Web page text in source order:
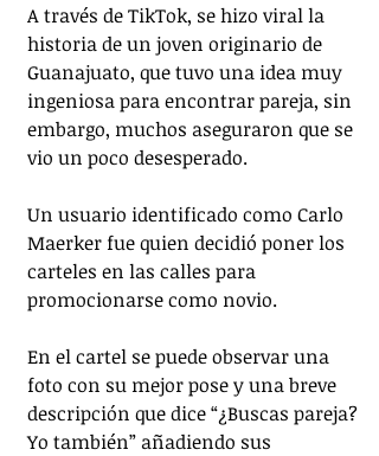
A través de TikTok, se hizo viral la
historia de un joven originario de
Guanajuato, que tuvo una idea muy
ingeniosa para encontrar pareja, sin
embargo, muchos aseguraron que se
vio un poco desesperado.
Un usuario identificado como Carlo
Maerker fue quien decidió poner los
carteles en las calles para
promocionarse como novio.
En el cartel se puede observar una
foto con su mejor pose y una breve
descripción que dice “¿Buscas pareja?
Yo también” añadiendo sus